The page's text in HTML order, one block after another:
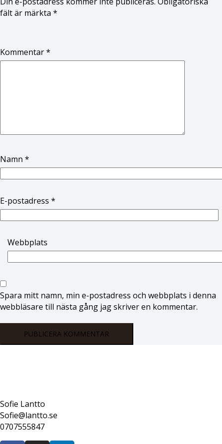
fält är märkta *
Kommentar*
Namn *
E-postadress *
Webbplats
Spara mitt namn, min e-postadress och webbplats i denna
webbläsare till nästa gång jag skriver en kommentar.
Sofie Lantto
Sofie@lantto.se
0707555847